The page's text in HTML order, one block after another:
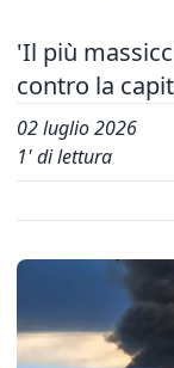
'Il più
contro la
02 luglio 2026
1' di lettura